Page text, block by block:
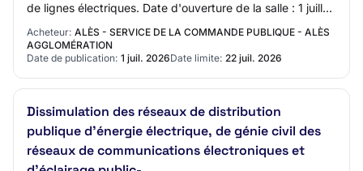
de lignes électriques. Date d'ouverture de la salle : 1 juillet
2026 16:16 (heure de Paris) Date l…
Acheteur: ALÈS - SERVICE DE LA COMMANDE PUBLIQUE - ALÈS
AGGLOMÉRATION
Date de publication: 1 juil. 2026Date limite: 22 juil. 2026
Dissimulation des réseaux de distribution
publique d’énergie électrique, de génie civil des
réseaux de communications électroniques et